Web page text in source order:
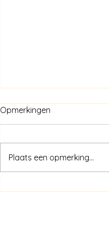
Opmerkingen
Plaats een opmerking...